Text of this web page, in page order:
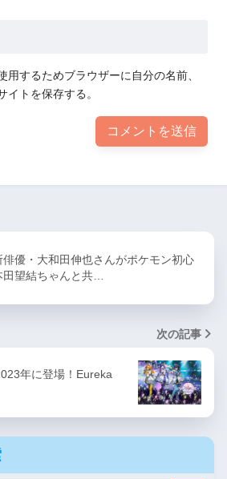
用するためブラウザーに自分の名前、
イトを保存する。
俳優・大和田伸也さんがポケモン初心
田望結ちゃんと共…
次の記事
年に登場！Eureka